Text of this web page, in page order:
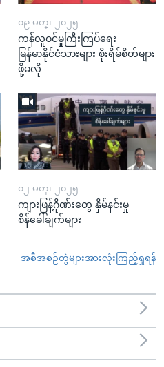
၀၉ မတ္၊ ၂၀၂၅
ကန်လူဝင်မှုကြီးကြပ်ရေး
မြန်မာနိုင်ငံသားများ စိုးရိမ်စိတ်များ
ဖို့မလို
၀၂ မတ္၊ ၂၀၂၅
ကျားဖြန့်ဂိုဏ်းတွေ နှိမ်နင်းမှု
စိန်ခေါ်ချက်များ
အစီအစဉ်တွဲများအားလုံးကြည့်ရှုရန်